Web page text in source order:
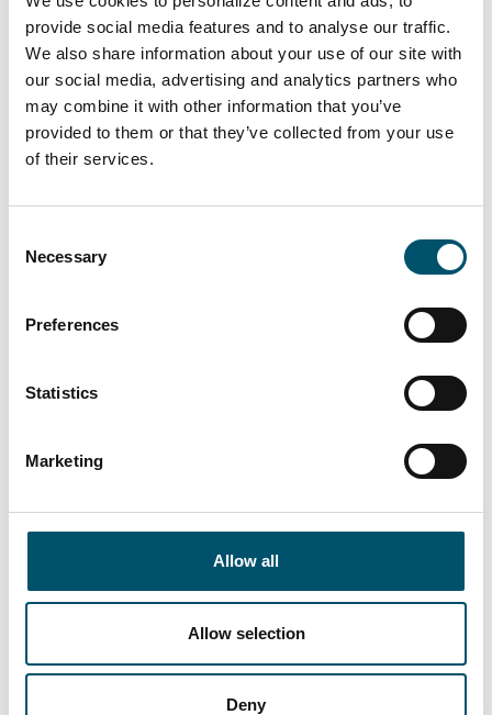
provide social media features and to analyse our traffic.
We also share information about your use of our site with
our social media, advertising and analytics partners who
may combine it with other information that you’ve
provided to them or that they’ve collected from your use
of their services.
Selection
Necessary
Preferences
Statistics
Marketing
Allow all
Allow selection
Deny
Lasiluoto, Finland
tempering #glass tempering process #safety glass
“We had a clear need for larger tempered glass that our
addition, we wanted the ability to process glasses with
different coatings and meet the growing domestic
Kari Lilja, Managing Director of Lasiluoto.